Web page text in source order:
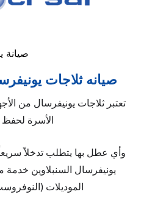
صيانة
صيانه ثلاجات
تعتبر ثلاجات يونيفرسال من
الأسرة لحفظ
وأي عطل بها يتطلب تدخلاً
يونيفرسال السنبلاوين خدمة
الموديلات